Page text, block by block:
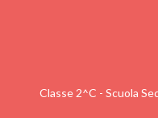
Classe 2^C - Scuola